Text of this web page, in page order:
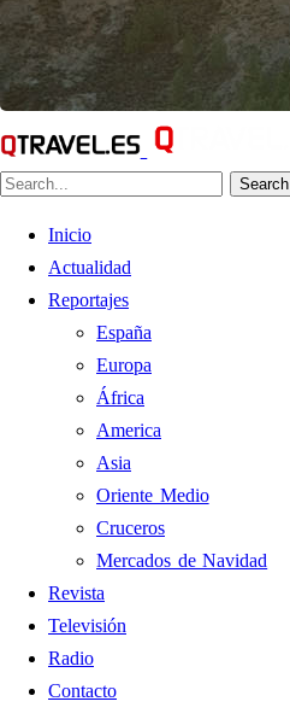
Search
Inicio
Actualidad
Reportajes
España
Europa
África
America
Asia
Oriente Medio
Cruceros
Mercados de Navidad
Revista
Televisión
Radio
Contacto